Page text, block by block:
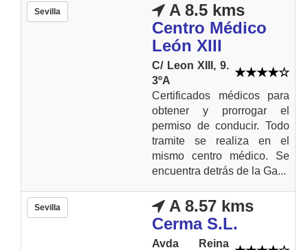
Sevilla
A 8.5 kms
Centro Médico
León XIII
C/ Leon XIII, 9.
3ºA
Certificados médicos para
obtener y prorrogar el
permiso de conducir. Todo
tramite se realiza en el
mismo centro médico. Se
encuentra detrás de la Ga...
Sevilla
A 8.57 kms
Cerma S.L.
Avda Reina